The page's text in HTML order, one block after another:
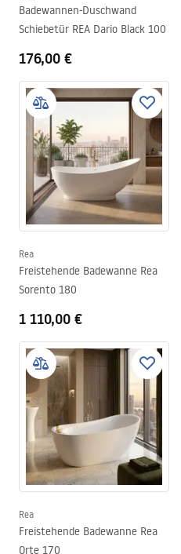
Badewannen-Duschwand
Schiebetür REA Dario Black 100
176,00 €
Rea
Freistehende Badewanne Rea
Sorento 180
1 110,00 €
Rea
Freistehende Badewanne Rea
Orte 170